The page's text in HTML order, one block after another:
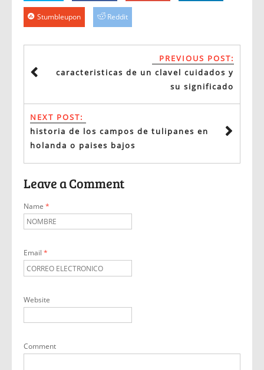
Stumbleupon Reddit
PREVIOUS POST:
caracteristicas de un clavel cuidados y
su significado
NEXT POST:
historia de los campos de tulipanes en
holanda o paises bajos
Leave a Comment
Name *
Email *
Website
Comment